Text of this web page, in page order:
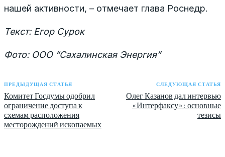
нашей активности, – отмечает глава Роснедр.
Текст: Егор Сурок
Фото: ООО “Сахалинская Энергия”
ПРЕДЫДУЩАЯ СТАТЬЯ
Комитет Госдумы одобрил
ограничение доступа к
схемам расположения
месторождений ископаемых
СЛЕДУЮЩАЯ СТАТЬЯ
Олег Казанов дал интервью
«Интерфаксу»: основные
тезисы